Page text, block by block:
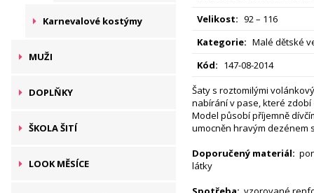
Karnevalové kostýmy
MUŽI
DOPLŇKY
ŠKOLA ŠITÍ
LOOK MĚSÍCE
Velikost: 92 – 116
Kategorie: Malé dětské
Kód: 147-08-2014
Šaty s roztomilými
nabírání v pase, které zdobí
Model působí příjemně
umocněn hravým dezénem
Doporučený materiál:
látky